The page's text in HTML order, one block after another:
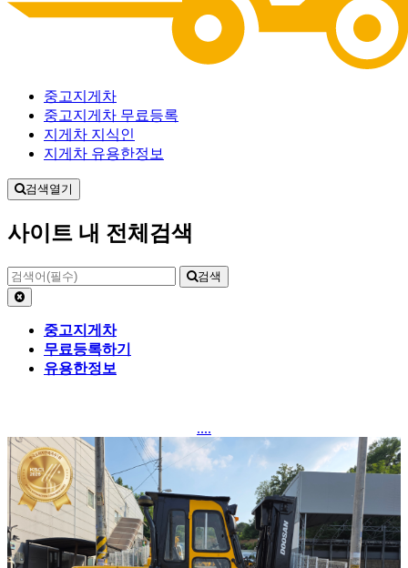
중고지게차
중고지게차 무료등록
지게차 지식인
지게차 유용한정보
검색열기
사이트 내 전체검색
검색
중고지게차
무료등록하기
유용한정보
....